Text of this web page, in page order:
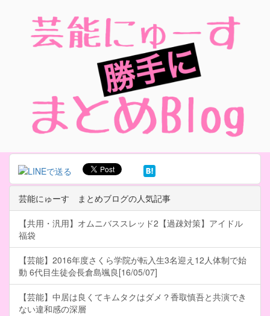
芸能にゅーす まとめブログの人気記事
【共用・汎用】オムニバススレッド2【過疎対策】アイドル
福袋
【芸能】2016年度さくら学院が転入生3名迎え12人体制で始
動 6代目生徒会長倉島颯良[16/05/07]
【芸能】中居は良くてキムタクはダメ？香取慎吾と共演でき
ない違和感の深層